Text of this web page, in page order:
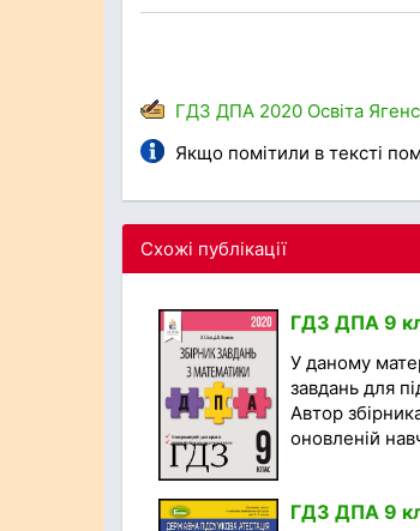
ГДЗ ДПА 2020 Освіта
Якщо помітили в тексті
Схожі публікації
ГДЗ ДПА 9
У даному
завдань для
Автор
оновленій
ГДЗ ДПА 9